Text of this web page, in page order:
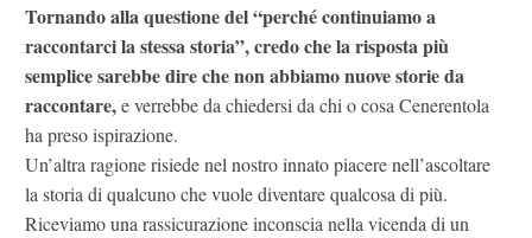
Tornando alla questione del “perché continuiamo a
raccontarci la stessa storia”, credo che la risposta più
semplice sarebbe dire che non abbiamo nuove storie da
raccontare,e verrebbe da chiedersi da chi o cosa Cenerentola
ha preso ispirazione.
Un’altra ragione risiede nel nostro innato piacere nell’ascoltare
la storia di qualcuno che vuole diventare qualcosa di più.
Riceviamo una rassicurazione inconscia nella vicenda di un